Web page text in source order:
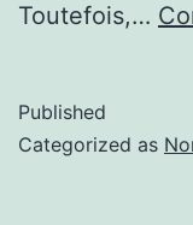
Toutefois,…
Published
Categorized as